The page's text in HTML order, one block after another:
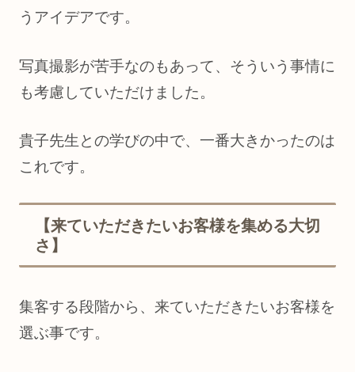
うアイデアです。
写真撮影が苦手なのもあって、そういう事情に
も考慮していただけました。
貴子先生との学びの中で、一番大きかったのは
これです。
【来ていただきたいお客様を集める大切
さ】
集客する段階から、来ていただきたいお客様を
選ぶ事です。